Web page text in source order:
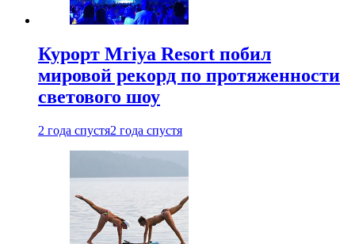
Курорт Mriya Resort побил
мировой рекорд по протяженности
светового шоу
2 года спустя2 года спустя